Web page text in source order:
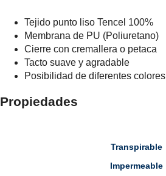
Tejido punto liso Tencel 100%
Membrana de PU (Poliuretano)
Cierre con cremallera o petaca
Tacto suave y agradable
Posibilidad de diferentes colores
Propiedades
Transpirable
Impermeable